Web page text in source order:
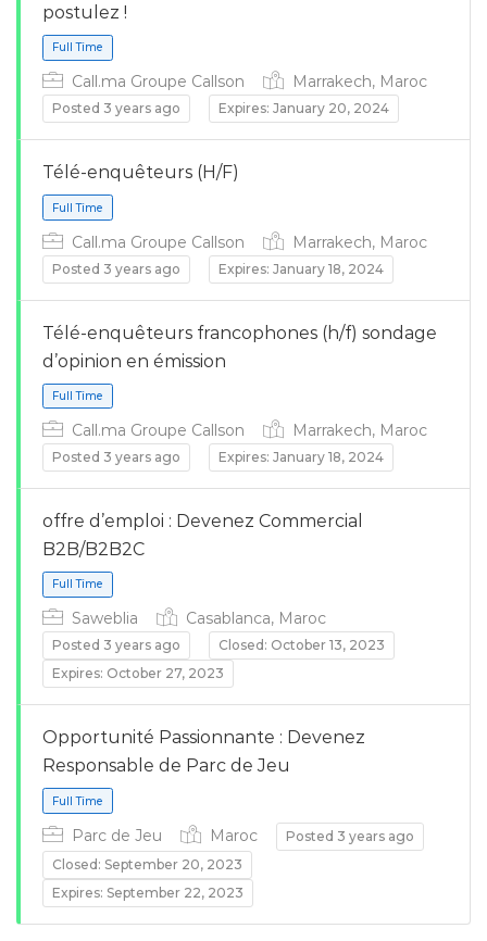
postulez !
Full Time
Call.ma Groupe Callson Marrakech, Maroc
Posted 3 years ago Expires: January 20, 2024
Télé-enquêteurs (H/F)
Full Time
Call.ma Groupe Callson Marrakech, Maroc
Posted 3 years ago Expires: January 18, 2024
Télé-enquêteurs francophones (h/f) sondage
d’opinion en émission
Full Time
Call.ma Groupe Callson Marrakech, Maroc
Posted 3 years ago Expires: January 18, 2024
offre d’emploi : Devenez Commercial
B2B/B2B2C
Saweblia Casablanca, Maroc
Posted 3 years ago
Closed: October 13, 2023
Expires: October 27, 2023
Opportunité Passionnante : Devenez
Responsable de Parc de Jeu
Parc de Jeu Maroc
Posted 3 years ago
Closed: September 20, 2023
Expires: September 22, 2023